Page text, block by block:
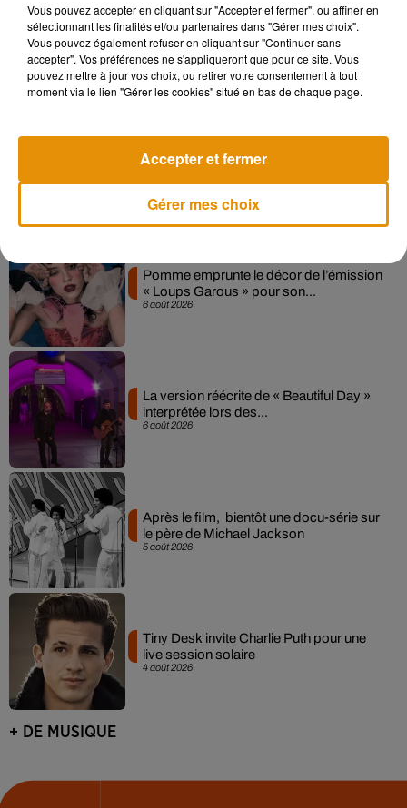
7 août 2026
Madonna sort enfin le remix de « Love
Sensation » avec Kylie Minogue
7 août 2026
Angèle et Amélie Lens dévoilent leur
collaboration tant attendue
6 août 2026
Pomme emprunte le décor de l’émission
« Loups Garous » pour son...
6 août 2026
La version réécrite de « Beautiful Day »
interprétée lors des...
5 août 2026
Après le film, bientôt une docu-série sur
le père de Michael Jackson
4 août 2026
Tiny Desk invite Charlie Puth pour une
live session solaire
+ DE MUSIQUE
Vous pouvez accepter en cliquant sur "Accepter et fermer", ou affiner en
sélectionnant les finalités et/ou partenaires dans "Gérer mes choix".
Vous pouvez également refuser en cliquant sur "Continuer sans
accepter". Vos préférences ne s'appliqueront que pour ce site. Vous
pouvez mettre à jour vos choix, ou retirer votre consentement à tout
moment via le lien "Gérer les cookies" situé en bas de chaque page.
Gérer mes choix
Accepter et fermer